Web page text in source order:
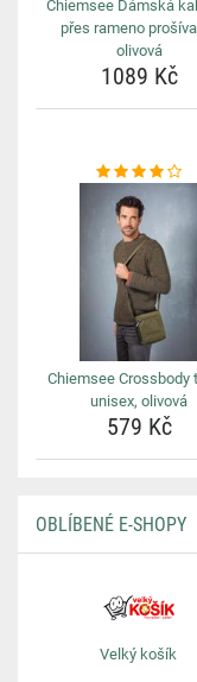
Chiemsee Dámská
přes rameno
olivová
1089 Kč
Chiemsee Crossbody
unisex, olivová
579 Kč
OBLÍBENÉ E-SHOPY
Velký košík